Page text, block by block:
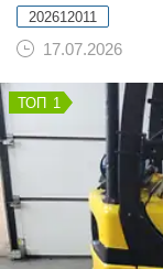
202612011
17.07.2026
1